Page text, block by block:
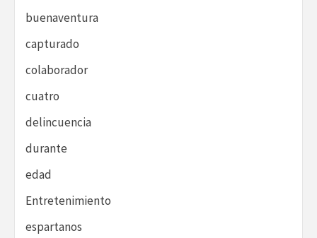
buenaventura
capturado
colaborador
cuatro
delincuencia
durante
edad
Entretenimiento
espartanos